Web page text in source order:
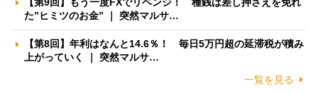
た”ヒミツのお金” ｜ 突然マルサ…
【第8回】年利はなんと14.6％！ 毎日5万円超の延滞税が積み
上がっていく ｜ 突然マルサ…
一覧を見る